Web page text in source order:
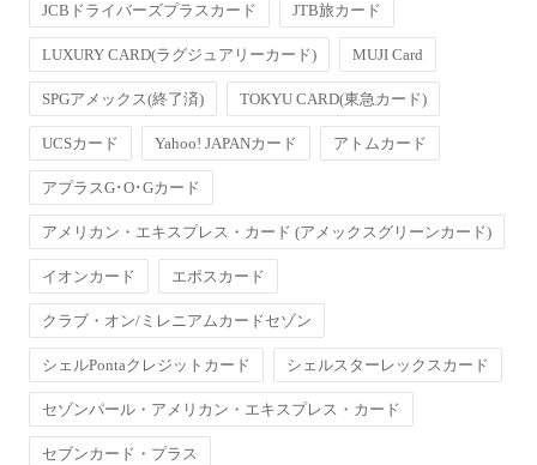
JCBドライバーズプラスカード JTB旅カード
LUXURY CARD(ラグジュアリーカード) MUJI Card
SPGアメックス(終了済) TOKYU CARD(東急カード)
UCSカード Yahoo! JAPANカード アトムカード
アプラスG･O･Gカード
アメリカン・エキスプレス・カード (アメックスグリーンカード)
イオンカード エポスカード
クラブ・オン/ミレニアムカードセゾン
シェルPontaクレジットカード シェルスターレックスカード
セゾンパール・アメリカン・エキスプレス・カード
セブンカード・プラス